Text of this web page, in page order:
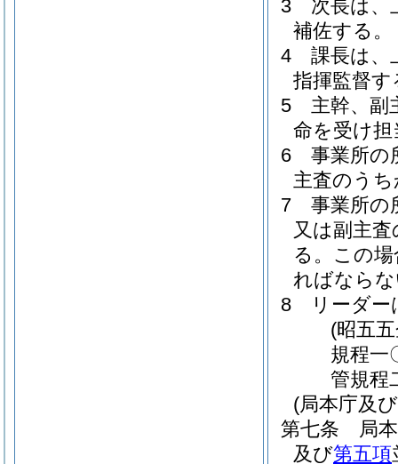
3
次長は、
補佐する。
4
課長は、
指揮監督す
5
主幹、副
命を受け
6
事業所の
主査のう
7
事業所の
又は副主
る。 この
ればなら
8
リーダ
(昭五
規程一
管規程
(局本庁及
第七条
局
及び第五項